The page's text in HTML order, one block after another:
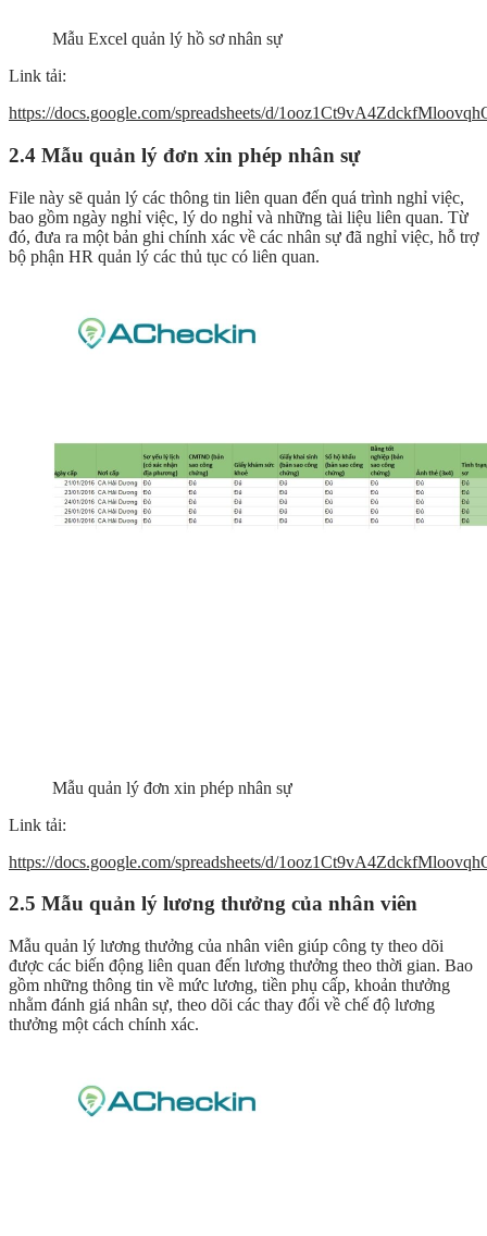
Mẫu Excel quản lý hồ sơ nhân sự
Link tải:
https://docs.google.com/spreadsheets/d/
2.4 Mẫu quản lý đơn xin phép nhân sự
File này sẽ quản lý các thông tin liên quan đến quá trình nghỉ việc,
bao gồm ngày nghỉ việc, lý do nghỉ và những tài liệu liên quan. Từ
đó, đưa ra một bản ghi chính xác về các nhân sự đã nghỉ việc, hỗ trợ
bộ phận HR quản lý các thủ tục có liên quan.
Mẫu quản lý đơn xin phép nhân sự
Link tải:
https://docs.google.com/spreadsheets/d/
2.5 Mẫu quản lý lương thưởng của nhân viên
Mẫu quản lý lương thưởng của nhân viên giúp công ty theo dõi
được các biến động liên quan đến lương thưởng theo thời gian. Bao
gồm những thông tin về mức lương, tiền phụ cấp, khoản thưởng
nhằm đánh giá nhân sự, theo dõi các thay đổi về chế độ lương
thưởng một cách chính xác.